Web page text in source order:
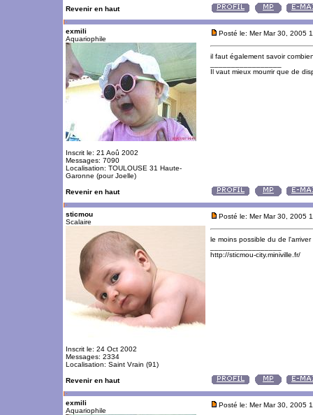
Revenir en haut
exmili
Aquariophile
Inscrit le: 21 Aoû 2002
Messages: 7090
Localisation: TOULOUSE 31 Haute-
Garonne (pour Joelle)
Posté le: Mer Mar 30, 2005
il faut également savoir
Il vaut mieux mourrir que de
Revenir en haut
sticmou
Scalaire
Inscrit le: 24 Oct 2002
Messages: 2334
Localisation: Saint Vrain (91)
Posté le: Mer Mar 30, 2005
le moins possible du de l'arriver
http://sticmou-city.miniville.fr/
Revenir en haut
exmili
Aquariophile
Posté le: Mer Mar 30, 2005